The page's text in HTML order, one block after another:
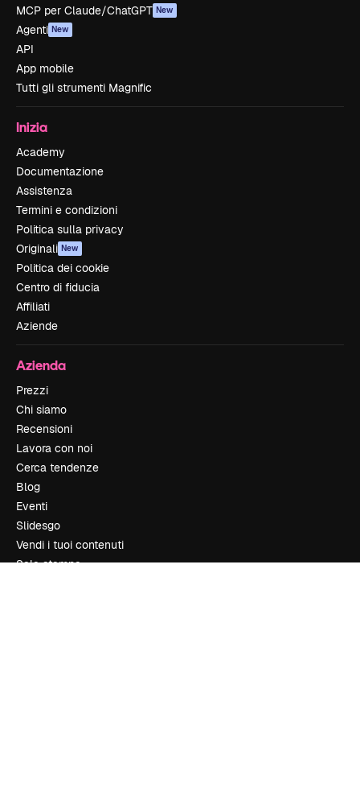
MCP per Claude/ChatGPT New
Agenti New
API
App mobile
Tutti gli strumenti Magnific
Inizia
Academy
Documentazione
Assistenza
Termini e condizioni
Politica sulla privacy
Originali New
Politica dei cookie
Centro di fiducia
Affiliati
Aziende
Azienda
Prezzi
Chi siamo
Recensioni
Lavora con noi
Cerca tendenze
Blog
Eventi
Slidesgo
Vendi i tuoi contenuti
Sala stampa